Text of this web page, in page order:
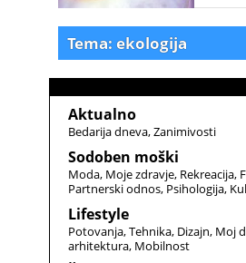
Tema: ekologija
Aktualno
Bedarija dneva Zanimivosti
Sodoben moški
Moda Moje zdravje Rekreacija
Partnerski odnos Psihologija
Lifestyle
Potovanja Tehnika Dizajn Moj
arhitektura Mobilnost